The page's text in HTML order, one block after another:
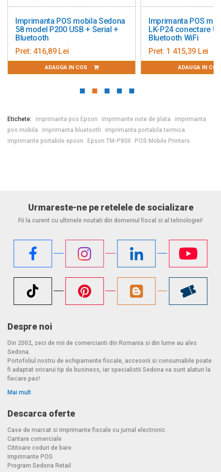
Imprimanta POS mobila Sedona
58 model P200 USB + Serial +
Bluetooth
Pret: 416,89 Lei
ADAUGA IN COS
Imprimanta POS
LK-P24 conectare
Bluetooth WiFi
Pret: 1 415,39 Lei
ADAUGA IN
Etichete: imprimanta pos Epson imprimante note de plata
imprimanta
pos mobila
imprimanta bluetooth
imprimanta portabila termica
imprimante portabile epson
Epson TM-P80II POS Mobile Printers
Urmareste-ne pe retelele de socializare
Fii la curent cu ultimele noutati din domeniul fiscal si al tehnologiei!
Despre noi
Din 2002, zeci de mii de comercianti din Romania si din lume au ales
Sedona.
Portofoliul nostru de echipamente fiscale, accesorii si consumabile poate
fi adaptat oricarui tip de business, iar specialistii Sedona va sunt alaturi la
fiecare pas!
Mai mult
Descarca oferte
Case de marcat si imprimante fiscale cu jurnal electronic
Cantare comerciale
Cititoare coduri de bare
Imprimante POS
Program Sedona Retail